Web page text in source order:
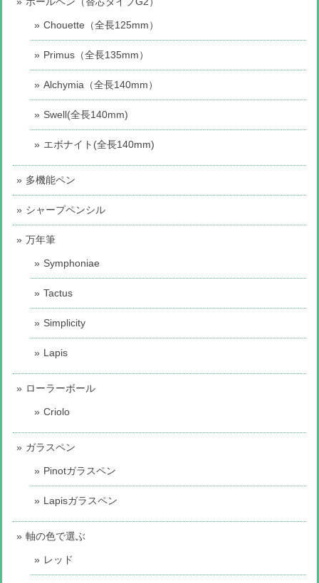
Chouette（全長125mm）
Primus（全長135mm）
Alchymia（全長140mm）
Swell(全長140mm)
エボナイト(全長140mm)
多機能ペン
シャープペンシル
万年筆
Symphoniae
Tactus
Simplicity
Lapis
ローラーボール
Criolo
ガラスペン
Pinotガラスペン
Lapisガラスペン
軸の色で選ぶ
レッド